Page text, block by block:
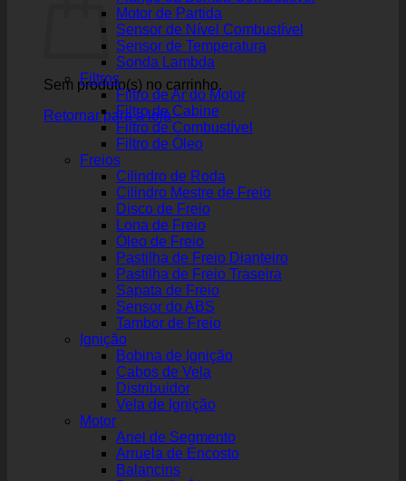
Sem produto(s) no carrinho.
Retornar para a loja
Motor de Partida
Sensor de Nível Combustível
Sensor de Temperatura
Sonda Lambda
Filtros
Filtro de Ar do Motor
Filtro de Cabine
Filtro de Combustível
Filtro de Óleo
Freios
Cilindro de Roda
Cilindro Mestre de Freio
Disco de Freio
Lona de Freio
Óleo de Freio
Pastilha de Freio Dianteiro
Pastilha de Freio Traseira
Sapata de Freio
Sensor do ABS
Tambor de Freio
Ignição
Bobina de Ignição
Cabos de Vela
Distribuidor
Vela de Ignição
Motor
Anel de Segmento
Arruela de Encosto
Balancins